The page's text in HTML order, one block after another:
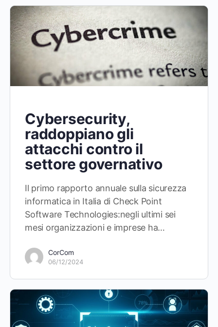
Cybersecurity,
raddoppiano gli
attacchi contro il
settore governativo
Il primo rapporto annuale sulla sicurezza
informatica in Italia di Check Point
Software Technologies:negli ultimi sei
mesi organizzazioni e imprese ha…
CorCom
06/12/2024